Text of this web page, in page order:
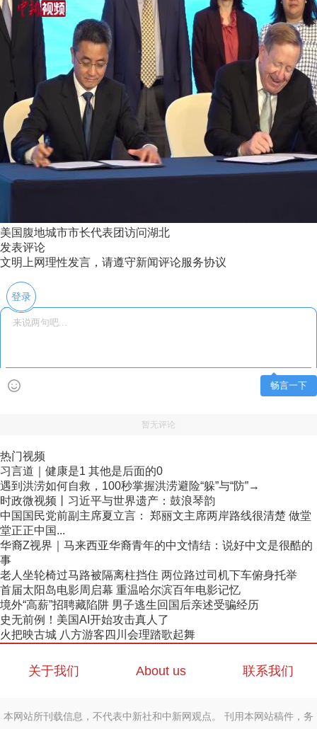
美国腹地城市市长代表团访问湖北
发表评论
文明上网理性发言，请遵守新闻评论服务协议
登录
畅言一下
暂无评论
热门视频
习言道｜健康是1 其他是后面的0
遇到洪涝如何自救，100秒掌握洪涝避险“躲”与“防”→
时政微视频丨习近平与世界遗产：鼓浪琴韵
中国国民党前副主席夏立言： 郑丽文主席两岸路线很清楚 做堂
堂正正中国...
华裔Z视界｜马来西亚华裔青年的中文情结：说好中文是很酷的
事
老人坐轮椅过马路被隔离柱挡住 两位路过司机下车俯身托举
首届太阳岛电影周启幕 重温哈尔滨百年电影记忆
境外“高薪”招聘藏陷阱 男子逃生回国后亲述受骗经历
史无前例！美国AI开始攻击真人了
火把映古城 八方游客四川会理踏歌起舞
关于我们 About us 联系我们
本网站所刊载信息，不代表中新社和中新网观点。 刊用本网站稿件，务